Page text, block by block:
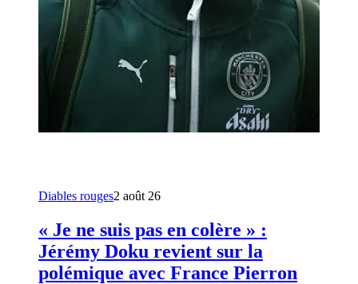
Diables rouges2 août 26
« Je ne suis pas en colère » :
Jérémy Doku revient sur la
polémique avec France Pierron